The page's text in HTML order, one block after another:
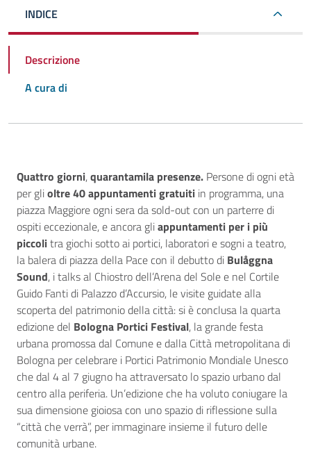
INDICE
Descrizione
A cura di
Descrizione
Quattro giorni,quarantamila presenze. Persone di ogni età
per glioltre 40 appuntamenti gratuiti in programma, una
piazza Maggiore ogni sera da sold-out con un parterre di
ospiti eccezionale, e ancora gliappuntamenti per i più
piccolitra giochi sotto ai portici, laboratori e sogni a teatro,
la balera di piazza della Pace con il debutto di Bulåggna
Sound, i talks al Chiostro dell’Arena del Sole e nel Cortile
Guido Fanti di Palazzo d’Accursio, le visite guidate alla
scoperta del patrimonio della città: si è conclusa la quarta
edizione del Bologna Portici Festival, la grande festa
urbana promossa dal Comune e dalla Città metropolitana di
Bologna per celebrare i Portici Patrimonio Mondiale Unesco
che dal 4 al 7 giugno ha attraversato lo spazio urbano dal
centro alla periferia. Un’edizione che ha voluto coniugare la
sua dimensione gioiosa con uno spazio di riflessione sulla
“città che verrà”, per immaginare insieme il futuro delle
comunità urbane.